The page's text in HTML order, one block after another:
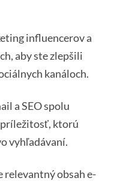
influencerov a
aby ste zlepšili
kanáloch.
a SEO spolu
príležitosť, ktorú
vyhľadávaní.
obsah e-